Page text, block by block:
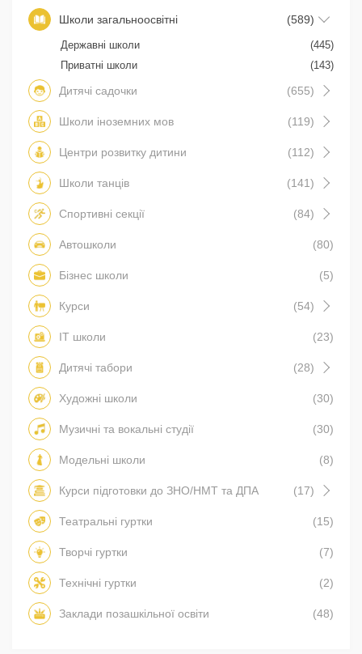
Школи загальноосвітні (589)
Державні школи
(445)
Приватні школи
(143)
Дитячі садочки (655)
Школи іноземних мов (119)
Центри розвитку дитини (112)
Школи танців (141)
Спортивні секції (84)
Автошколи (80)
Бізнес школи (5)
Курси (54)
IT школи (23)
Дитячі табори (28)
Художні школи (30)
Музичні та вокальні студії (30)
Модельні школи (8)
Курси підготовки до ЗНО/НМТ та ДПА (17)
Театральні гуртки (15)
Творчі гуртки (7)
Технічні гуртки (2)
Заклади позашкільної освіти (48)